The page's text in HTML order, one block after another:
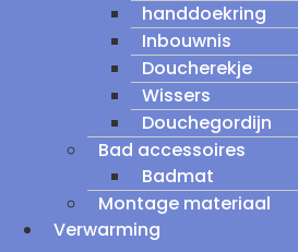
handdoekring
Inbouwnis
Doucherekje
Wissers
Douchegordijn
Bad accessoires
Badmat
Montage materiaal
Verwarming